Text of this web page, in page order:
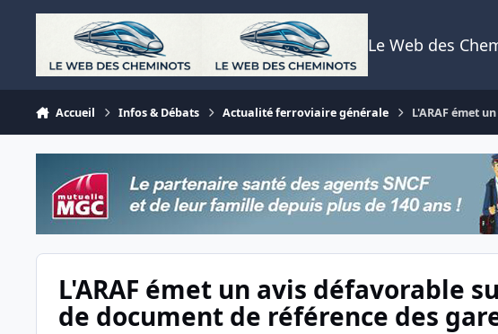
Aller au contenu
Le Web des
Accueil Infos & Débats Actualité ferroviaire générale L'ARAF émet
L'ARAF émet un avis défavorable
de document de référence des